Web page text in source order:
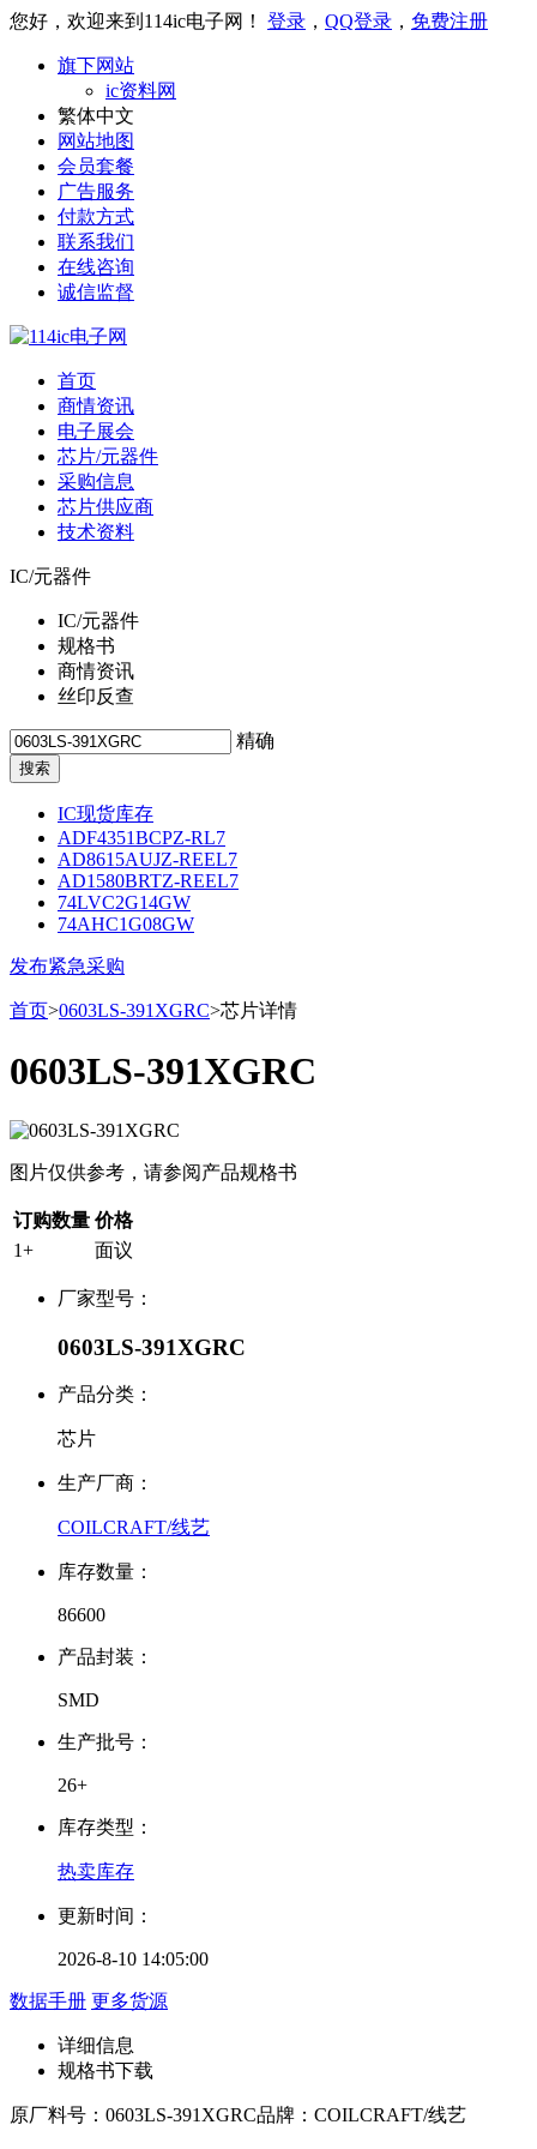
您好，欢迎来到114ic电子网！ 登录 ， QQ登录 ， 免费注册
旗下网站
ic资料网
繁体中文
网站地图
会员套餐
广告服务
付款方式
联系我们
在线咨询
诚信监督
首页
商情资讯
电子展会
芯片/元器件
采购信息
芯片供应商
技术资料
IC/元器件
IC/元器件
规格书
商情资讯
丝印反查
精确
IC现货库存
ADF4351BCPZ-RL7
AD8615AUJZ-REEL7
AD1580BRTZ-REEL7
74LVC2G14GW
74AHC1G08GW
发布紧急采购
首页>0603LS-391XGRC>芯片详情
0603LS-391XGRC
图片仅供参考，请参阅产品规格书
订购数量 价格
1+
面议
厂家型号：
0603LS-391XGRC
产品分类：
芯片
生产厂商：
COILCRAFT/线艺
库存数量：
86600
产品封装：
SMD
生产批号：
26+
库存类型：
热卖库存
更新时间：
2026-8-10 14:05:00
数据手册 更多货源
详细信息
规格书下载
原厂料号： 0603LS-391XGRC品牌： COILCRAFT/线艺